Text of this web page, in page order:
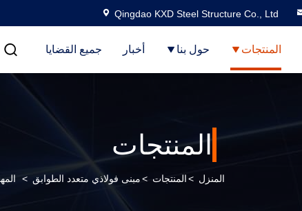
Qingdao KXD Steel Structure Co., Ltd
المنتجات حول بنا أخبار جميع القضايا
المنتجات
المنزل >المنتجات >مبنى فولاذي متعدد الطوابق >